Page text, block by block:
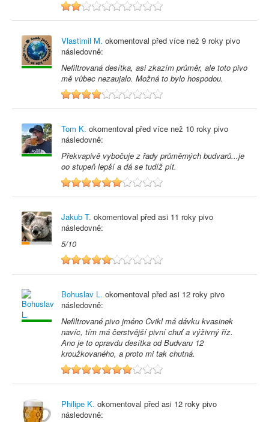
2
Vlastimil M. okomentoval před více než 9 roky pivo
následovně:
Nefiltrovaná desítka, asi zkazím průměr, ale toto pivo
mě vůbec nezaujalo. Možná to bylo hospodou.
4
Tom K. okomentoval před více než 10 roky pivo
následovně:
Překvapivě vybočuje z řady průměrných budvarů...je
oo stupeň lepší a dá se tudíž pít.
6
Jakub T. okomentoval před asi 11 roky pivo
následovně:
5/10
5
Bohuslav L. okomentoval před asi 12 roky pivo
následovně:
Nefiltrované pivo jméno Cvikl má dávku kvasinek
navíc, tím má čerstvější pivní chuť a výživný říz.
Ano je to opravdu desítka od Budvaru 12
kroužkovaného, a proto mi tak chutná.
7
Philipe K. okomentoval před asi 12 roky pivo
následovně: